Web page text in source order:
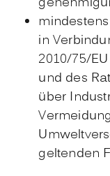
in
2010/75/
und des
über
geltenden